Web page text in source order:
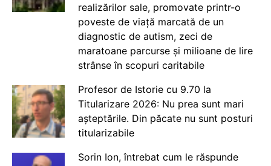
realizărilor sale, promovate printr-o
poveste de viață marcată de un
diagnostic de autism, zeci de
maratoane parcurse și milioane de lire
strânse în scopuri caritabile
Profesor de Istorie cu 9.70 la
Titularizare 2026: Nu prea sunt mari
așteptările. Din păcate nu sunt posturi
titularizabile
Sorin Ion, întrebat cum le răspunde